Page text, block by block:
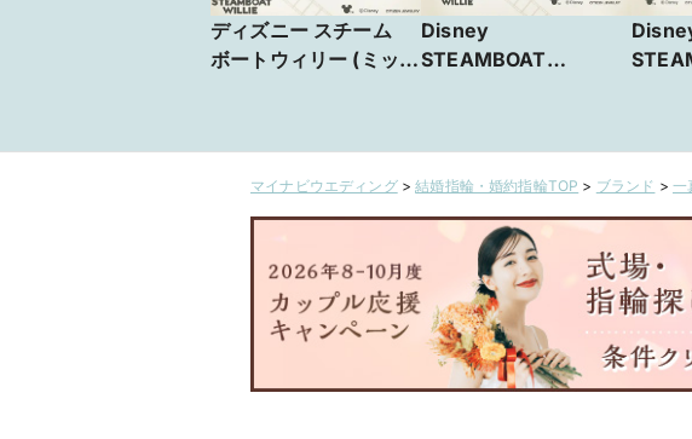
ディズニー スチーム
ボートウィリー (ミッ
【JKPLANET銀座・表
Disney
STEAMBOAT
マイナビウエディング>結婚指輪・婚約指輪TOP > ブランド > 一